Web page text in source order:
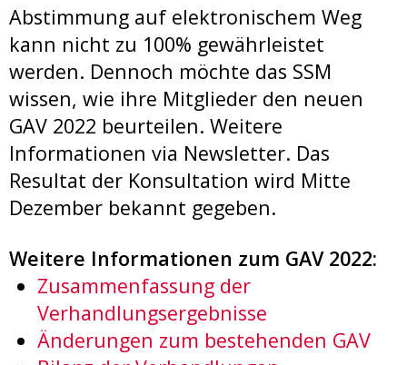
Abstimmung auf elektronischem Weg
kann nicht zu 100% gewährleistet
werden. Dennoch möchte das SSM
wissen, wie ihre Mitglieder den neuen
GAV 2022 beurteilen. Weitere
Informationen via Newsletter. Das
Resultat der Konsultation wird Mitte
Dezember bekannt gegeben.
Weitere Informationen zum GAV 2022:
Zusammenfassung der
Verhandlungsergebnisse
Änderungen zum bestehenden GAV